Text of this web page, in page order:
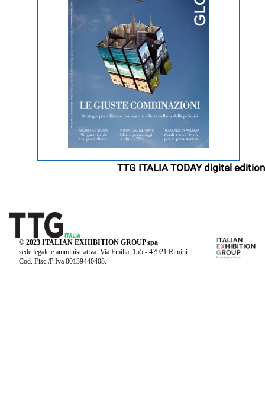
TTG ITALIA TODAY digital edition
© 2023 ITALIAN EXHIBITION GROUP spa
sede legale e amministrativa: Via Emilia, 155 - 47921 Rimini
Cod. Fisc./P.Iva 00139440408.